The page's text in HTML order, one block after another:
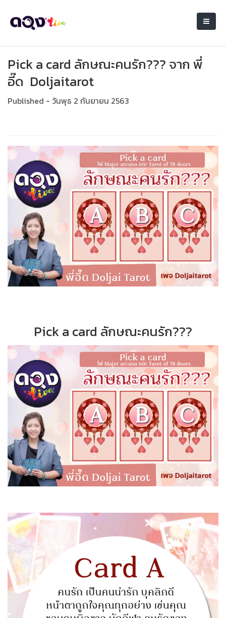
Pick a card ลักษณะคนรัก??? จาก พี่
อี๊ด Doljaitarot
Published - วันพุธ 2 กันยายน 2563
Pick a card ลักษณะคนรัก???